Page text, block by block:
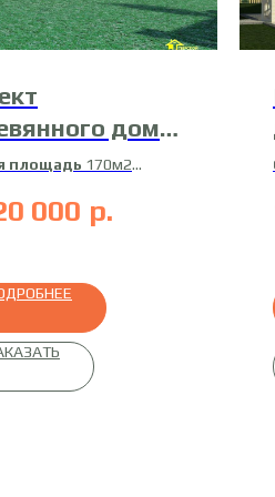
дома
2
площадь 170м2
сухой
000 р.